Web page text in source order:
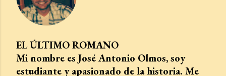
EL ÚLTIMO ROMANO
Mi nombre es José Antonio Olmos, soy
estudiante y apasionado de la historia. Me